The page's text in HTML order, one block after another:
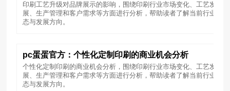
印刷工艺升级对品牌展示的影响，围绕印刷行业市场变化、工艺发
展、生产管理和客户需求等方面进行分析，帮助读者了解当前行业动
态与发展方向。
pc蛋蛋官方：个性化定制印刷的商业机会分析
个性化定制印刷的商业机会分析，围绕印刷行业市场变化、工艺发
展、生产管理和客户需求等方面进行分析，帮助读者了解当前行业动
态与发展方向。